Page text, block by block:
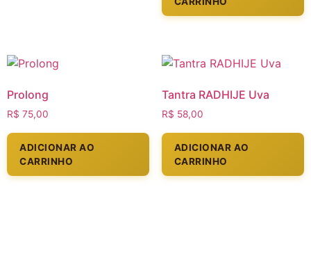
Prolong
R$ 75,00
ADICIONAR AO
CARRINHO
Tantra RADHIJE Uva
R$ 58,00
ADICIONAR AO
CARRINHO